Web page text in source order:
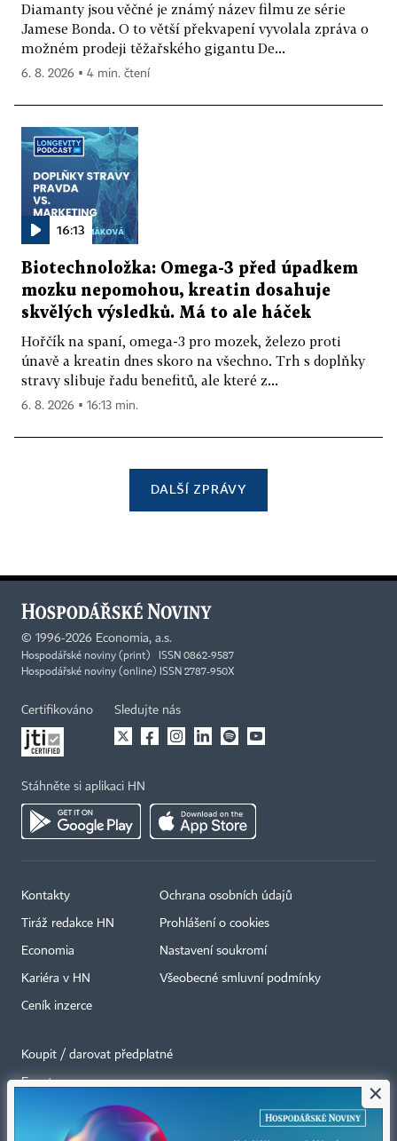
Diamanty jsou věčné je známý název filmu ze série
Jamese Bonda. O to větší překvapení vyvolala zpráva o
možném prodeji těžařského gigantu De...
6. 8. 2026 ▪ 4 min. čtení
16:13
Biotechnoložka: Omega-3 před úpadkem
mozku nepomohou, kreatin dosahuje
skvělých výsledků. Má to ale háček
Hořčík na spaní, omega-3 pro mozek, železo proti
únavě a kreatin dnes skoro na všechno. Trh s doplňky
stravy slibuje řadu benefitů, ale které z...
6. 8. 2026 ▪ 16:13 min.
DALŠÍ ZPRÁVY
© 1996-2026 Economia, a.s.
Hospodářské noviny (print) ISSN 0862-9587
Hospodářské noviny (online) ISSN 2787-950X
Certifikováno Sledujte nás
Stáhněte si aplikaci HN
Kontakty
Tiráž redakce HN
Economia
Kariéra v HN
Ceník inzerce
Ochrana osobních údajů
Prohlášení o cookies
Nastavení soukromí
Všeobecné smluvní podmínky
Koupit / darovat předplatné
Eventy
RSS kanály
×